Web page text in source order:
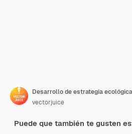
vectorjuice
Puede que también te gusten